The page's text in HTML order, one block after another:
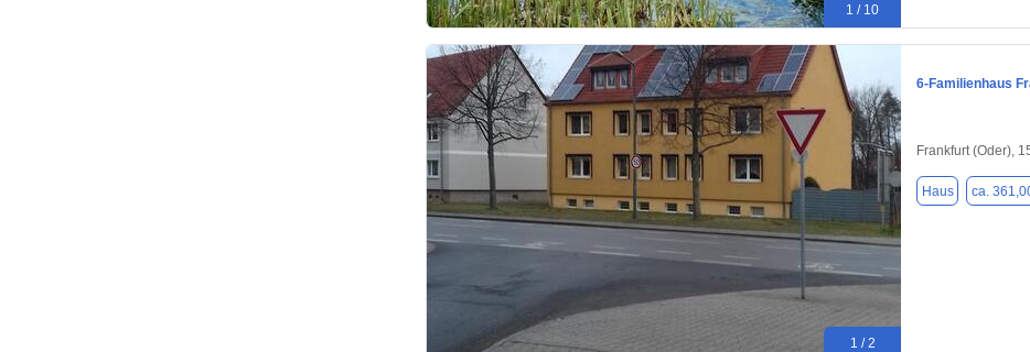
1 / 10
1 / 2
6-Familienhaus
Frankfurt (Oder),
Haus ca.